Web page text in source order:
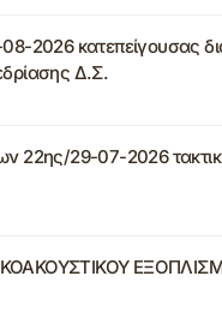
2026 κατεπείγουσας
Δ.Σ.
22ης/29-07-2026